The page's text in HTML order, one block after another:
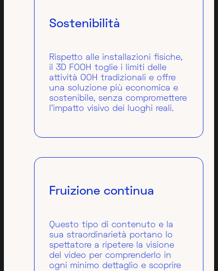
Sostenibilità
Rispetto alle installazioni fisiche,
il 3D FOOH toglie i limiti delle
attività OOH tradizionali e offre
una soluzione più economica e
sostenibile, senza compromettere
l’impatto visivo dei luoghi reali.
Fruizione continua
Questo tipo di contenuto e la
sua straordinarietà portano lo
spettatore a ripetere la visione
del video per comprenderlo in
ogni minimo dettaglio e scoprire